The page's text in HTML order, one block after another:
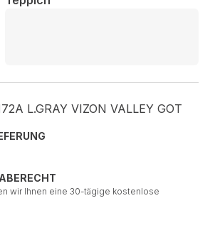
L.GRAY VIZON VALLEY GOT
wir Ihnen eine 30-tägige kostenlose